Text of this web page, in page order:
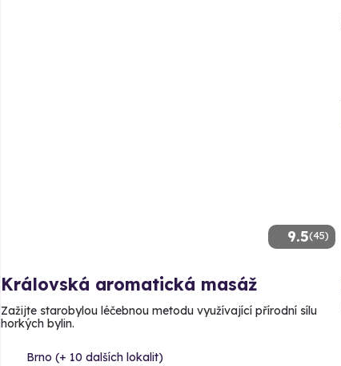
9.5(45)
Královská aromatická masáž
Zažijte starobylou léčebnou metodu využívající přírodní sílu
horkých bylin.
Brno (+ 10 dalších lokalit)